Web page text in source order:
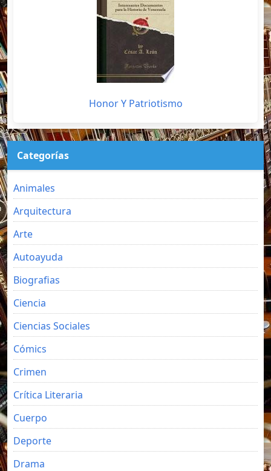
Honor Y Patriotismo
Categorías
Animales
Arquitectura
Arte
Autoayuda
Biografias
Ciencia
Ciencias Sociales
Cómics
Crimen
Crítica Literaria
Cuerpo
Deporte
Drama